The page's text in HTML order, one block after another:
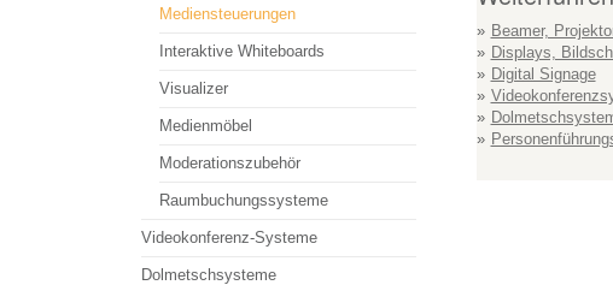
Mediensteuerungen
Interaktive Whiteboards
Visualizer
Medienmöbel
Moderationszubehör
Raumbuchungssysteme
Videokonferenz-Systeme
Dolmetschsysteme
Beamer,
Displays,
Digital Signage